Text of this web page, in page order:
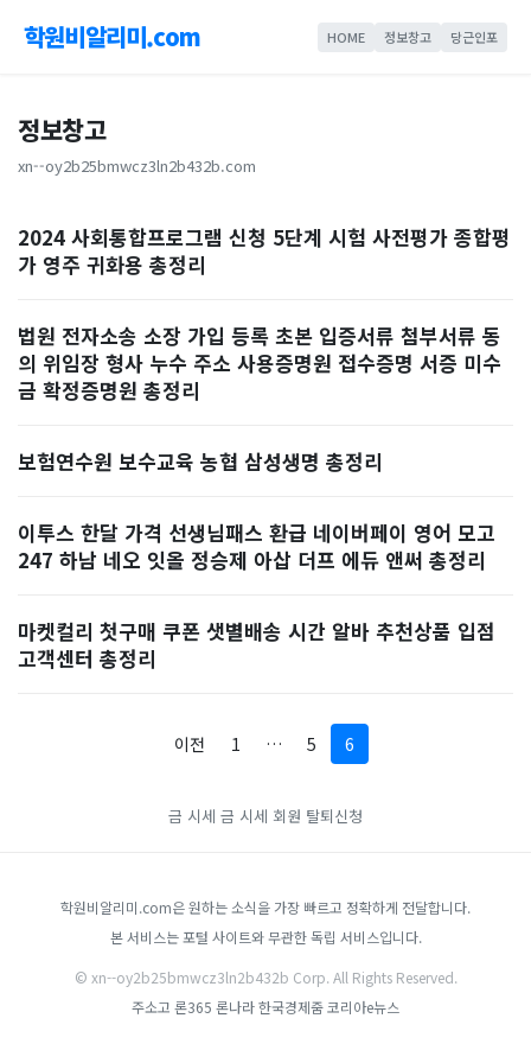
학원비알리미.com HOME 정보창고 당근인포
정보창고
xn--oy2b25bmwcz3ln2b432b.com
2024 사회통합프로그램 신청 5단계 시험 사전평가 종합평
가 영주 귀화용 총정리
법원 전자소송 소장 가입 등록 초본 입증서류 첨부서류 동
의 위임장 형사 누수 주소 사용증명원 접수증명 서증 미수
금 확정증명원 총정리
보험연수원 보수교육 농협 삼성생명 총정리
이투스 한달 가격 선생님패스 환급 네이버페이 영어 모고
247 하남 네오 잇올 정승제 아삽 더프 에듀 앤써 총정리
마켓컬리 첫구매 쿠폰 샛별배송 시간 알바 추천상품 입점
고객센터 총정리
이전 1 … 5 6
금 시세 금 시세 회원 탈퇴신청
학원비알리미.com은 원하는 소식을 가장 빠르고 정확하게 전달합니다.
본 서비스는 포털 사이트와 무관한 독립 서비스입니다.
© xn--oy2b25bmwcz3ln2b432b Corp. All Rights Reserved.
주소고 론365 론나라한국경제줌코리아e뉴스